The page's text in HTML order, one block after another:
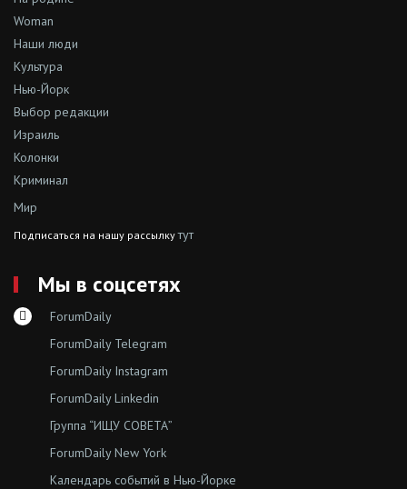
Woman
Наши люди
Культура
Нью-Йорк
Выбор редакции
Израиль
Колонки
Криминал
Мир
Подписаться на нашу рассылкутут
Мы в соцсетях
ForumDaily
ForumDaily Telegram
ForumDaily Instagram
ForumDaily Linkedin
Группа “ИЩУ СОВЕТА”
ForumDaily New York
Календарь событий в Нью-Йорке